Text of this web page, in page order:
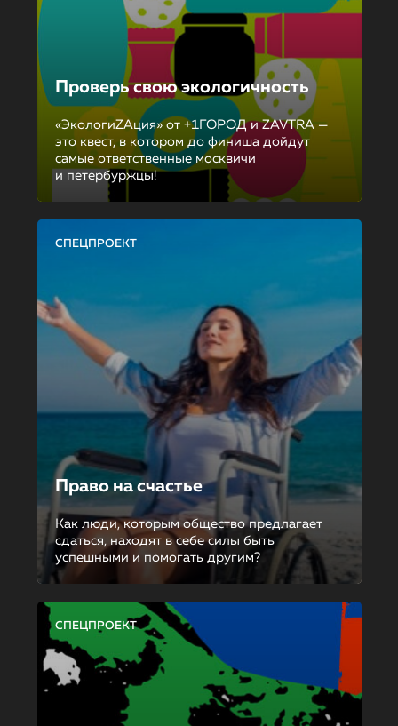
Проверь свою экологичность
«ЭкологиZAция» от +1ГОРОД и ZAVTRA —
это квест, в котором до финиша дойдут
самые ответственные москвичи
и петербуржцы!
СПЕЦПРОЕКТ
Право на счастье
Как люди, которым общество предлагает
сдаться, находят в себе силы быть
успешными и помогать другим?
СПЕЦПРОЕКТ